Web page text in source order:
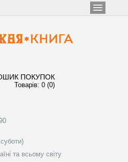
ПОКУПОК
Товарів: 0 (0)
та всьому світу